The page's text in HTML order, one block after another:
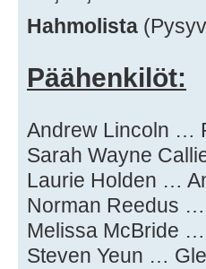
Hahmolista
Päähenkilöt:
Andrew Lincoln …
Sarah Wayne
Laurie Holden …
Norman Reedus
Melissa McBride
Steven Yeun …